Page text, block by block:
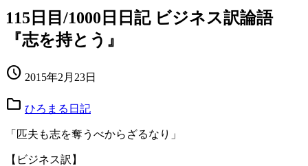
115日目/1000日日記 ビジネス訳論語
『志を持とう』
schedule 2015年2月23日
folder ひろまる日記
「匹夫も志を奪うべからざるなり」
【ビジネス訳】